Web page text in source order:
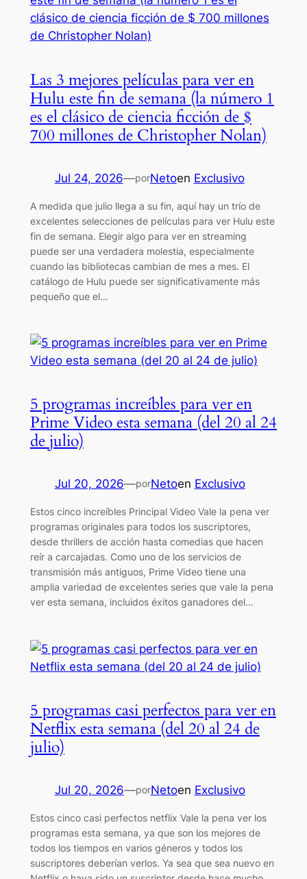
Las 3 mejores películas para ver en
Hulu este fin de semana (la número 1
es el clásico de ciencia ficción de $
700 millones de Christopher Nolan)
Jul 24, 2026—porNetoen Exclusivo
A medida que julio llega a su fin, aquí hay un trío de
excelentes selecciones de películas para ver Hulu este
fin de semana. Elegir algo para ver en streaming
puede ser una verdadera molestia, especialmente
cuando las bibliotecas cambian de mes a mes. El
catálogo de Hulu puede ser significativamente más
pequeño que el…
5 programas increíbles para ver en
Prime Video esta semana (del 20 al 24
de julio)
Jul 20, 2026—porNetoen Exclusivo
Estos cinco increíbles Principal Video Vale la pena ver
programas originales para todos los suscriptores,
desde thrillers de acción hasta comedias que hacen
reír a carcajadas. Como uno de los servicios de
transmisión más antiguos, Prime Video tiene una
amplia variedad de excelentes series que vale la pena
ver esta semana, incluidos éxitos ganadores del…
5 programas casi perfectos para ver en
Netflix esta semana (del 20 al 24 de
julio)
Jul 20, 2026—porNetoen Exclusivo
Estos cinco casi perfectos netflix Vale la pena ver los
programas esta semana, ya que son los mejores de
todos los tiempos en varios géneros y todos los
suscriptores deberían verlos. Ya sea que sea nuevo en